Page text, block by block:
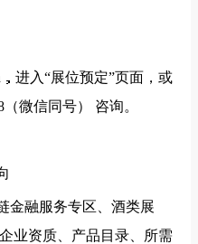
进入“展位预定”页面，或
（微信同号） 咨询。
金融服务专区、酒类展
业资质、产品目录、所需